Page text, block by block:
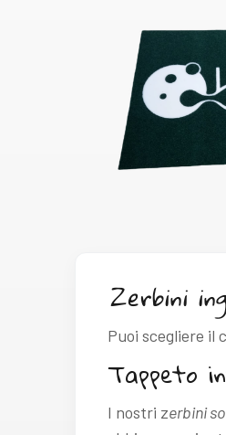
Zerbini
Puoi scegliere il
Tappeto
I nostri zerbini